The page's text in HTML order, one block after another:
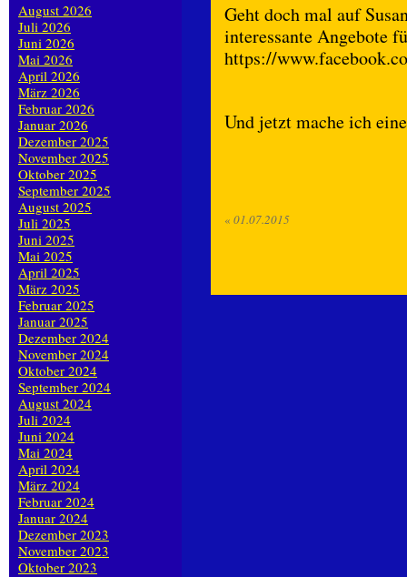
Geht doch mal auf
interessante Angebote
https://
Und jetzt mache ich
« 01.07.2015
August 2026
Juli 2026
Juni 2026
Mai 2026
April 2026
März 2026
Februar 2026
Januar 2026
Dezember 2025
November 2025
Oktober 2025
September 2025
August 2025
Juli 2025
Juni 2025
Mai 2025
April 2025
März 2025
Februar 2025
Januar 2025
Dezember 2024
November 2024
Oktober 2024
September 2024
August 2024
Juli 2024
Juni 2024
Mai 2024
April 2024
März 2024
Februar 2024
Januar 2024
Dezember 2023
November 2023
Oktober 2023